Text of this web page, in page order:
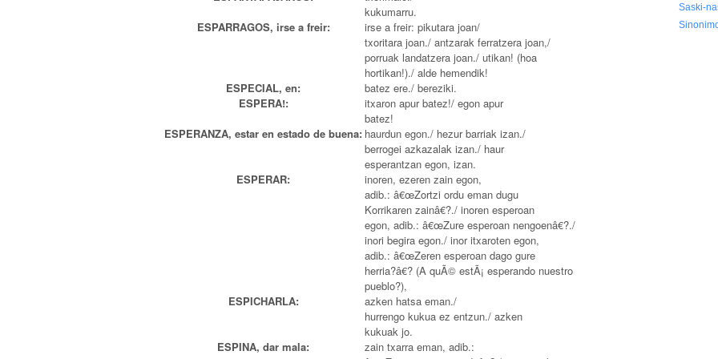
kukumarru.
ESPARRAGOS, irse a freir:
irse a freir: pikutara joan/
txoritara joan./ antzarak ferratzera joan,/
porruak landatzera joan./ utikan! (hoa
hortikan!)./ alde hemendik!
ESPECIAL, en:
batez ere./ bereziki.
ESPERA!:
itxaron apur batez!/ egon apur
batez!
ESPERANZA, estar en estado de buena: haurdun egon./ hezur barriak izan./
berrogei azkazalak izan./ haur
esperantzan egon, izan.
ESPERAR:
inoren, ezeren zain egon,
adib.: â€œZortzi ordu eman dugu
Korrikaren zainâ€?./ inoren esperoan
egon, adib.: â€œZure esperoan nengoenâ€?./
inori begira egon./ inor itxaroten egon,
adib.: â€œZeren esperoan dago gure
herria?â€? (A quÃ© estÃ¡ esperando nuestro
pueblo?),
ESPICHARLA:
azken hatsa eman./
hurrengo kukua ez entzun./ azken
kukuak jo.
ESPINA, dar mala:
zain txarra eman, adib.:
Saski-